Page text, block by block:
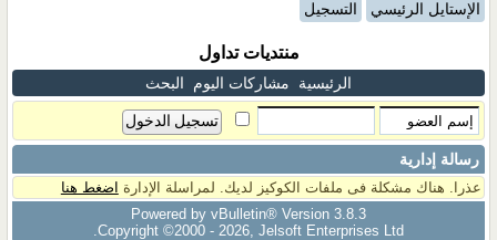
الإستايل الرئيسي التسجيل
منتديات تداول
الرئيسية مشاركات اليوم البحث
رسالة إدارية
عذرا. هناك مشكلة فى ملفات الكوكيز لديك. لمراسلة الإدارة اضغط هنا
Powered by vBulletin® Version 3.8.3
Copyright ©2000 - 2026, Jelsoft Enterprises Ltd.